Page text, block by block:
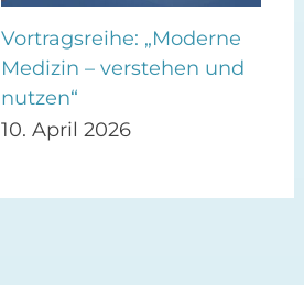
Vortragsreihe: „Moderne
Medizin – verstehen und
nutzen“
10. April 2026